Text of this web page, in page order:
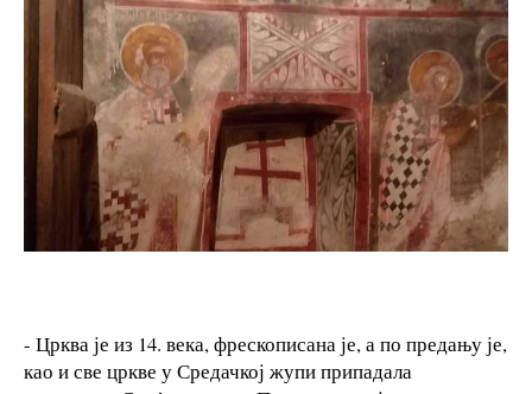
- Црква је из 14. века, фрескописана је, а по предању је,
као и све цркве у Средачкој жупи припадала